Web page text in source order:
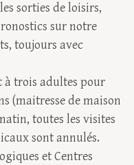
sorties de loisirs,
sur notre
toujours avec
trois adultes pour
(maitresse de maison
toutes les visites
sont annulés.
et Centres